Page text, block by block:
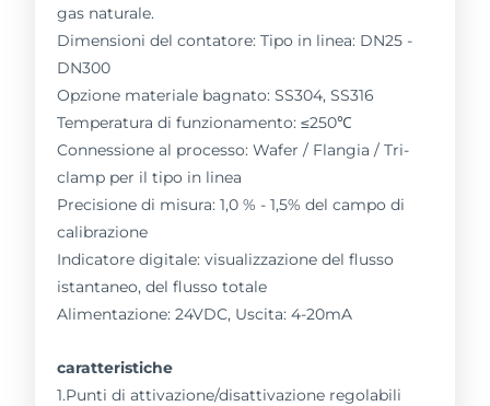
gas naturale.
Dimensioni del contatore: Tipo in linea: DN25 -
DN300
Opzione materiale bagnato: SS304, SS316
Temperatura di funzionamento: ≤250℃
Connessione al processo: Wafer / Flangia / Tri-
clamp per il tipo in linea
Precisione di misura: 1,0 % - 1,5% del campo di
calibrazione
Indicatore digitale: visualizzazione del flusso
istantaneo, del flusso totale
Alimentazione: 24VDC, Uscita: 4-20mA
caratteristiche
1.Punti di attivazione/disattivazione regolabili